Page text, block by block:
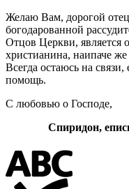
Желаю Вам, дорогой
богодарованной
Отцов Церкви, является
христианина, наипаче же
Всегда остаюсь на
помощь.
С любовью о Господе,
Спиридон,